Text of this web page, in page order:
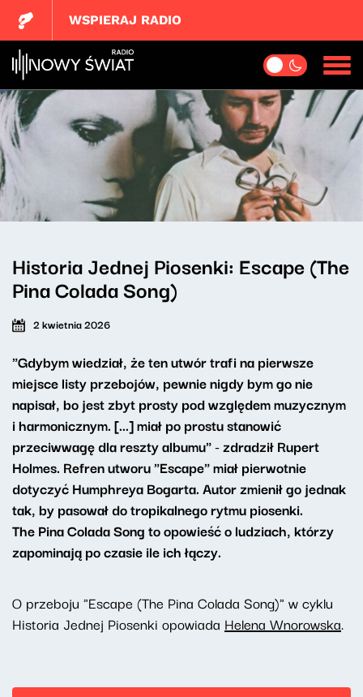
WSPIERAJ RADIO
Historia Jednej Piosenki: Escape (The
Pina Colada Song)
2 kwietnia 2026
"Gdybym wiedział, że ten utwór trafi na pierwsze
miejsce listy przebojów, pewnie nigdy bym go nie
napisał, bo jest zbyt prosty pod względem muzycznym
i harmonicznym. [...] miał po prostu stanowić
przeciwwagę dla reszty albumu" - zdradził Rupert
Holmes. Refren utworu "Escape" miał pierwotnie
dotyczyć Humphreya Bogarta. Autor zmienił go jednak
tak, by pasował do tropikalnego rytmu piosenki.
The Pina Colada Song to opowieść o ludziach, którzy
zapominają po czasie ile ich łączy.
O przeboju "Escape (The Pina Colada Song)" w cyklu
Historia Jednej Piosenki opowiada Helena Wnorowska.